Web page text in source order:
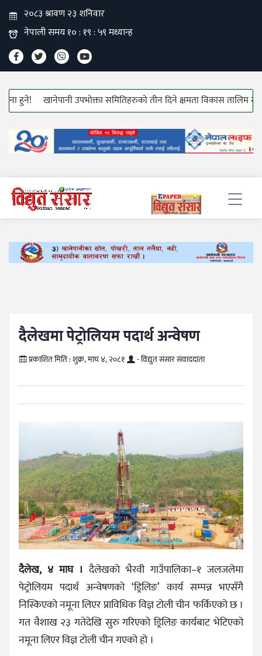
खानेपानी उपभोक्ता समितिहरुको तीन दिने क्षमता विकास तालिम सुरु!
दैलेखमा पेट्रोलियम पदार्थ अन्वेषण
प्रकाशित मिति :शुक्र, माघ ४, २०८१ - विद्युत संसार संवाददाता
दैलेख, ४ माघ ।दैलेखको भैरवी गाउँपालिका–१ जलजलेमा
पेट्रोलियम पदार्थ अन्वेषणको ‘ड्रिलिङ’ कार्य सम्पन्न भएसँगै
निस्किएको नमूना लिएर प्राविधिक विज्ञ टोली चीन फर्किएको छ ।
गत वैशाख २३ गतेदेखि सुरु गरिएको ड्रिलिङ कार्यबाट भेटिएको
नमूना लिएर विज्ञ टोली चीन गएको हो ।